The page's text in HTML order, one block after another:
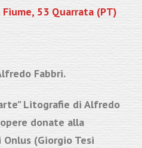
53 Quarrata (PT)
Fabbri.
Litografie di Alfredo
donate alla
(Giorgio Tesi